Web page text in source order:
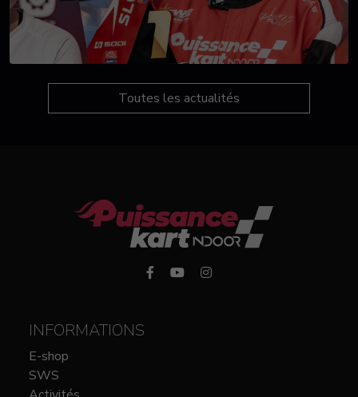
Toutes les actualités
INFORMATIONS
E-shop
SWS